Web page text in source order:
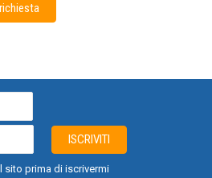
ISCRIVITI
sito prima di iscrivermi